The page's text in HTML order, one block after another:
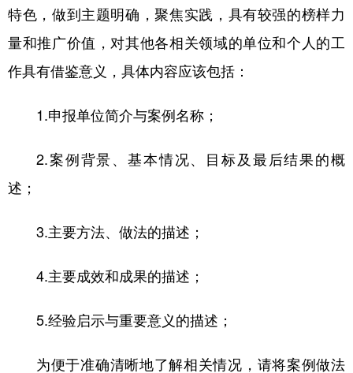
特色，做到主题明确，聚焦实践，具有较强的榜样力
量和推广价值，对其他各相关领域的单位和个人的工
作具有借鉴意义，具体内容应该包括：
1.申报单位简介与案例名称；
2.案例背景、基本情况、目标及最后结果的概
述；
3.主要方法、做法的描述；
4.主要成效和成果的描述；
5.经验启示与重要意义的描述；
为便于准确清晰地了解相关情况，请将案例做法